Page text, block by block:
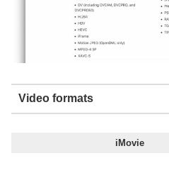
Video formats
iMovie